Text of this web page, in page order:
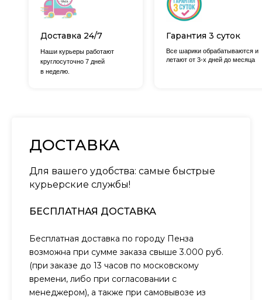
Доставка 24/7
Все шарики обрабатываются и
летают от 3-х дней до месяца
Наши курьеры работают
круглосуточно 7 дней
в неделю.
Гарантия 3 суток
ДОСТАВКА
Для вашего удобства: самые быстрые
курьерские службы!
БЕСПЛАТНАЯ ДОСТАВКА
Бесплатная доставка по городу Пенза
возможна при сумме заказа свыше 3.000 руб.
(при заказе до 13 часов по московскому
времени, либо при согласовании с
менеджером), а также при самовывозе из